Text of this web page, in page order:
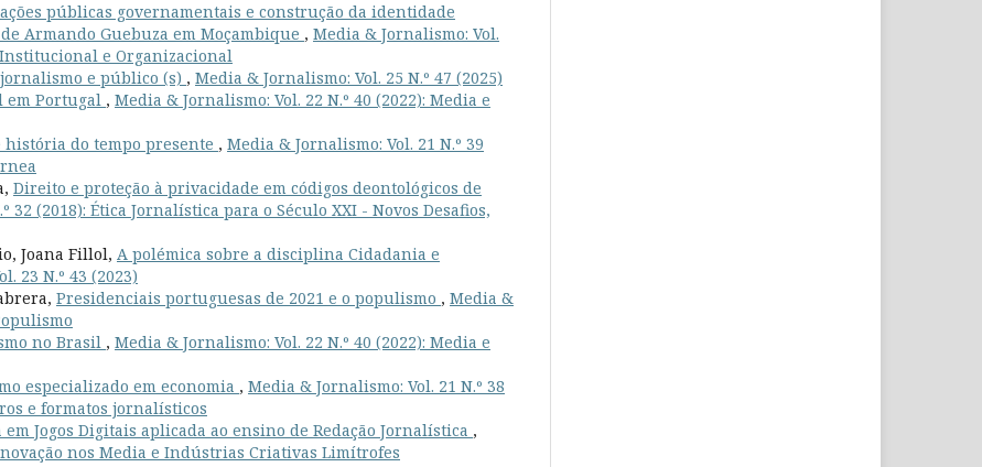
públicas governamentais e construção da identidade
Armando Guebuza em Moçambique , Media & Jornalismo: Vol.
Institucional e Organizacional
e público (s) , Media & Jornalismo: Vol. 25 N.º 47 (2025)
em Portugal , Media & Jornalismo: Vol. 22 N.º 40 (2022): Media e
do tempo presente , Media & Jornalismo: Vol. 21 N.º 39
Direito e proteção à privacidade em códigos deontológicos de
32 (2018): Ética Jornalística para o Século XXI - Novos Desafios,
Joana Fillol, A polémica sobre a disciplina Cidadania e
23 N.º 43 (2023)
Presidenciais portuguesas de 2021 e o populismo , Media &
no Brasil , Media & Jornalismo: Vol. 22 N.º 40 (2022): Media e
especializado em economia , Media & Jornalismo: Vol. 21 N.º 38
e formatos jornalísticos
Jogos Digitais aplicada ao ensino de Redação Jornalística ,
nos Media e Indústrias Criativas Limítrofes